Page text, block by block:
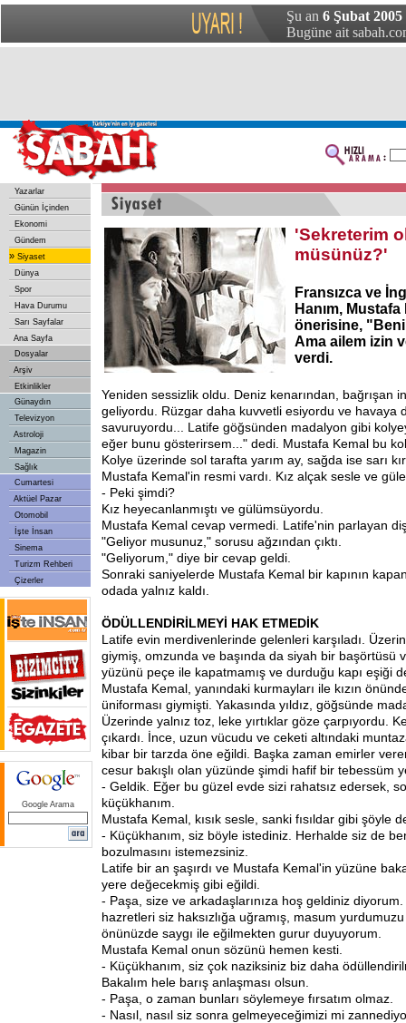
Şu an 6 Şubat
Bugüne ait
Yazarlar
Günün İçinden
Ekonomi
Gündem
» Siyaset
Dünya
Spor
Hava Durumu
Sarı Sayfalar
Ana Sayfa
Dosyalar
Arşiv
Etkinlikler
Günaydın
Televizyon
Astroloji
Magazin
Sağlık
Cumartesi
Aktüel Pazar
Otomobil
İşte İnsan
Sinema
Turizm Rehberi
Çizerler
Google Arama
'Sekreterim
müsünüz?'
Fransızca ve
Hanım,
önerisine,
Ama ailem izin
verdi.
Yeniden sessizlik oldu. Deniz kenarından, bağrışan
geliyordu. Rüzgar daha kuvvetli esiyordu ve havaya
savuruyordu... Latife göğsünden madalyon gibi
eğer bunu gösterirsem..." dedi. Mustafa Kemal bu
Kolye üzerinde sol tarafta yarım ay, sağda ise sarı
Mustafa Kemal'in resmi vardı. Kız alçak sesle ve
- Peki şimdi?
Kız heyecanlanmıştı ve gülümsüyordu.
Mustafa Kemal cevap vermedi. Latife'nin parlayan
"Geliyor musunuz," sorusu ağzından çıktı.
"Geliyorum," diye bir cevap geldi.
Sonraki saniyelerde Mustafa Kemal bir kapının
odada yalnız kaldı.
ÖDÜLLENDİRİLMEYİ HAK ETMEDİK
Latife evin merdivenlerinde gelenleri karşıladı.
giymiş, omzunda ve başında da siyah bir başörtüsü
yüzünü peçe ile kapatmamış ve durduğu kapı eşiği
Mustafa Kemal, yanındaki kurmayları ile kızın
üniforması giymişti. Yakasında yıldız, göğsünde
Üzerinde yalnız toz, leke yırtıklar göze çarpıyordu.
çıkardı. İnce, uzun vücudu ve ceketi altındaki
kibar bir tarzda öne eğildi. Başka zaman emirler
cesur bakışlı olan yüzünde şimdi hafif bir tebessüm
- Geldik. Eğer bu güzel evde sizi rahatsız edersek,
küçükhanım.
Mustafa Kemal, kısık sesle, sanki fısıldar gibi şöyle
- Küçükhanım, siz böyle istediniz. Herhalde siz de
bozulmasını istemezsiniz.
Latife bir an şaşırdı ve Mustafa Kemal'in yüzüne
yere değecekmiş gibi eğildi.
- Paşa, size ve arkadaşlarınıza hoş geldiniz
hazretleri siz haksızlığa uğramış, masum yurdumuzu
önünüzde saygı ile eğilmekten gurur duyuyorum.
Mustafa Kemal onun sözünü hemen kesti.
- Küçükhanım, siz çok naziksiniz biz daha
Bakalım hele barış anlaşması olsun.
- Paşa, o zaman bunları söylemeye fırsatım olmaz.
- Nasıl, nasıl siz sonra gelmeyeceğimizi mi